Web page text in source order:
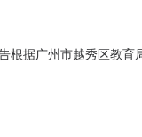
据广州市越秀区教育